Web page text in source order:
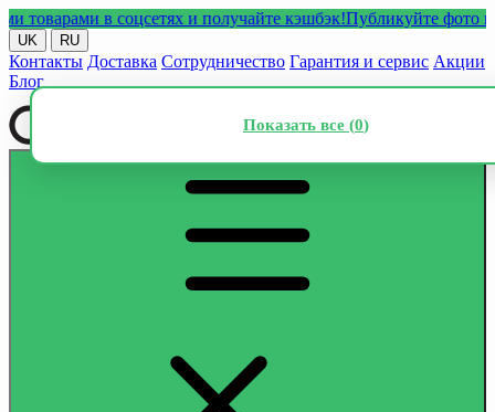
в соцсетях и получайте кэшбэк!Публикуйте фото или
UK RU
Контакты Доставка Сотрудничество Гарантия и сервис Акции
Блог
Показать все (0)